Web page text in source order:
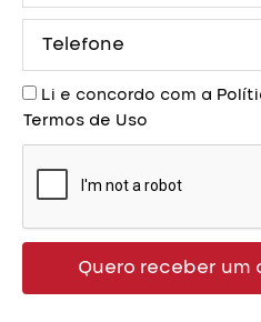
AceiteLi e concordo com a
Termos de Uso
Quero receber um